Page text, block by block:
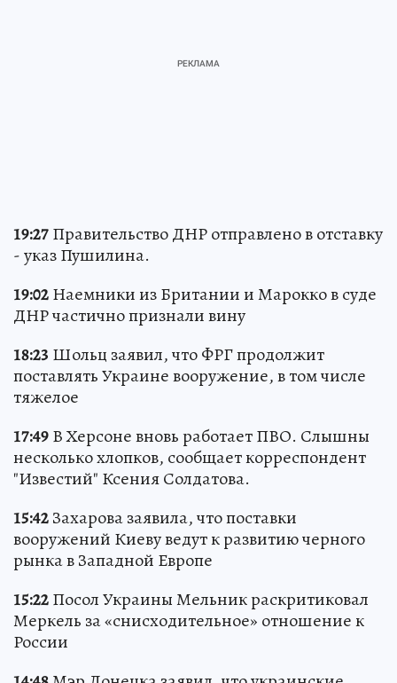
19:27Правительство ДНР отправлено в отставку
- указ Пушилина.
19:02Наемники из Британии и Марокко в суде
ДНР частично признали вину
18:23 Шольц заявил, что ФРГ продолжит
поставлять Украине вооружение, в том числе
тяжелое
17:49В Херсоне вновь работает ПВО. Слышны
несколько хлопков, сообщает корреспондент
"Известий" Ксения Солдатова.
15:42Захарова заявила, что поставки
вооружений Киеву ведут к развитию черного
рынка в Западной Европе
15:22Посол Украины Мельник раскритиковал
Меркель за «снисходительное» отношение к
России